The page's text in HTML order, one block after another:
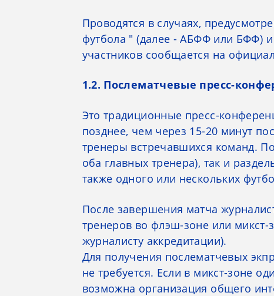
Проводятся в случаях,
футбола " (далее - АБФФ или БФФ)
участников сообщается на
1.2. Послематчевые пресс-
Это традиционные пресс-
позднее, чем через 15-20 минут
тренеры встречавшихся команд.
оба главных тренера), так и
также одного или нескольких
После завершения матча
тренеров во флэш-зоне или микст-
журналисту аккредитации).
Для получения послематчевых
не требуется. Если в микст-зоне
возможна организация общего